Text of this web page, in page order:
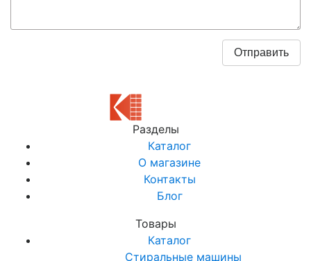
Разделы
Каталог
О магазине
Контакты
Блог
Товары
Каталог
Стиральные машины